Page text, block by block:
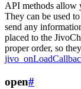
API methods allow
They can be used
send any
placed to the
proper order, so
open#